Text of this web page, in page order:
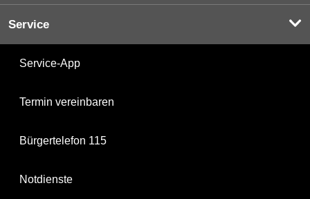
Service
Service-App
Termin vereinbaren
Bürgertelefon 115
Notdienste